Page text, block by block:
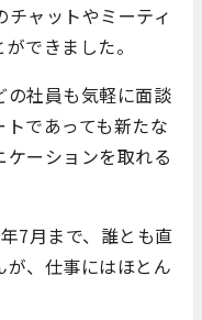
ャットやミーティ
できました。
の社員も気軽に面談
であっても新たな
ーションを取れる
7月まで、誰とも直
、仕事にはほとん